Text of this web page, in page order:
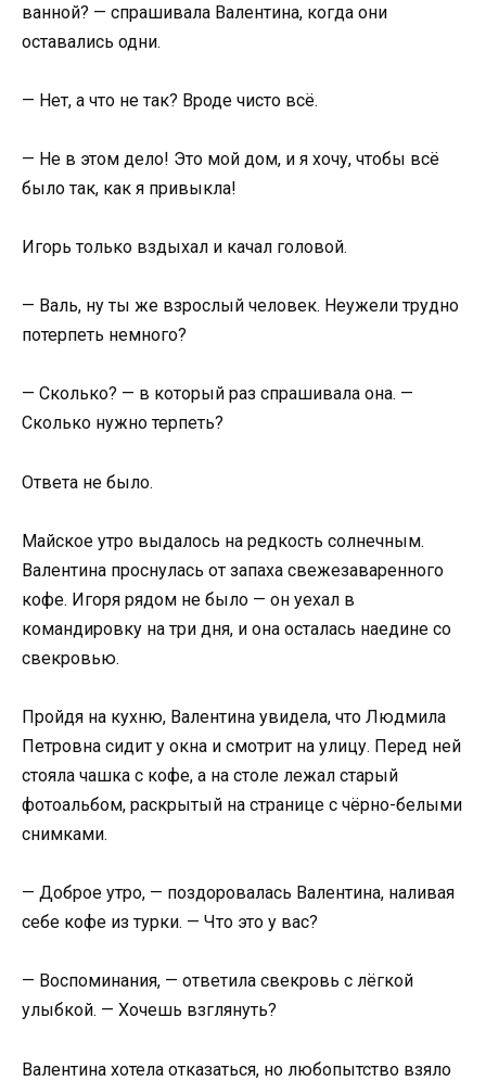
ванной? — спрашивала Валентина, когда они
оставались одни.
— Нет, а что не так? Вроде чисто всё.
— Не в этом дело! Это мой дом, и я хочу, чтобы всё
было так, как я привыкла!
Игорь только вздыхал и качал головой.
— Валь, ну ты же взрослый человек. Неужели трудно
потерпеть немного?
— Сколько? — в который раз спрашивала она. —
Сколько нужно терпеть?
Ответа не было.
Майское утро выдалось на редкость солнечным.
Валентина проснулась от запаха свежезаваренного
кофе. Игоря рядом не было — он уехал в
командировку на три дня, и она осталась наедине со
свекровью.
Пройдя на кухню, Валентина увидела, что Людмила
Петровна сидит у окна и смотрит на улицу. Перед ней
стояла чашка с кофе, а на столе лежал старый
фотоальбом, раскрытый на странице с чёрно-белыми
снимками.
— Доброе утро, — поздоровалась Валентина, наливая
себе кофе из турки. — Что это у вас?
— Воспоминания, — ответила свекровь с лёгкой
улыбкой. — Хочешь взглянуть?
Валентина хотела отказаться, но любопытство взяло